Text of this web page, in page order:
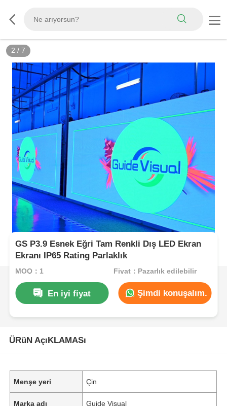
3 / 7
GS P3.9 Esnek Eğri Tam Renkli Dış LED Ekran
Ekranı IP65 Rating Parlaklık
MOQ：1 Fiyat：Pazarlık edilebilir
En iyi fiyat Şimdi konuşalım.
ÜRüN AçıKLAMASı
Menşe yeri Çin
Marka adı Guide Visual